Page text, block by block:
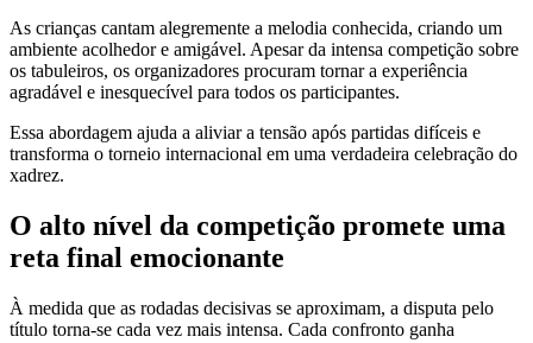
As crianças cantam alegremente a melodia conhecida, criando um
ambiente acolhedor e amigável. Apesar da intensa competição sobre
os tabuleiros, os organizadores procuram tornar a experiência
agradável e inesquecível para todos os participantes.
Essa abordagem ajuda a aliviar a tensão após partidas difíceis e
transforma o torneio internacional em uma verdadeira celebração do
xadrez.
O alto nível da competição promete uma
reta final emocionante
À medida que as rodadas decisivas se aproximam, a disputa pelo
título torna-se cada vez mais intensa. Cada confronto ganha